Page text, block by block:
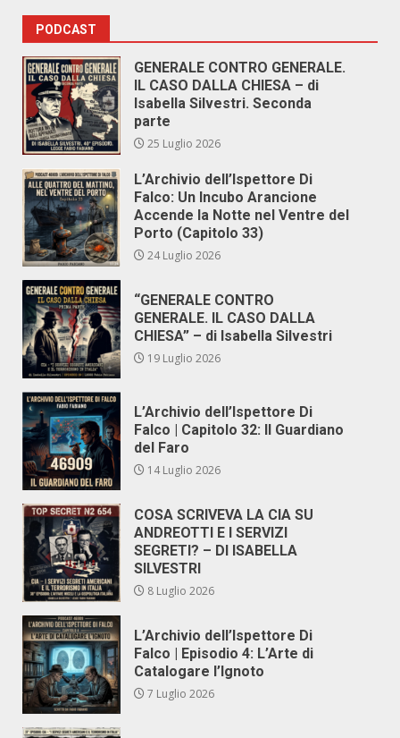
PODCAST
GENERALE CONTRO GENERALE.
IL CASO DALLA CHIESA – di
Isabella Silvestri. Seconda
parte
25 Luglio 2026
L’Archivio dell’Ispettore Di
Falco: Un Incubo Arancione
Accende la Notte nel Ventre del
Porto (Capitolo 33)
24 Luglio 2026
“GENERALE CONTRO
GENERALE. IL CASO DALLA
CHIESA” – di Isabella Silvestri
19 Luglio 2026
L’Archivio dell’Ispettore Di
Falco | Capitolo 32: Il Guardiano
del Faro
14 Luglio 2026
COSA SCRIVEVA LA CIA SU
ANDREOTTI E I SERVIZI
SEGRETI? – DI ISABELLA
SILVESTRI
8 Luglio 2026
L’Archivio dell’Ispettore Di
Falco | Episodio 4: L’Arte di
Catalogare l’Ignoto
7 Luglio 2026